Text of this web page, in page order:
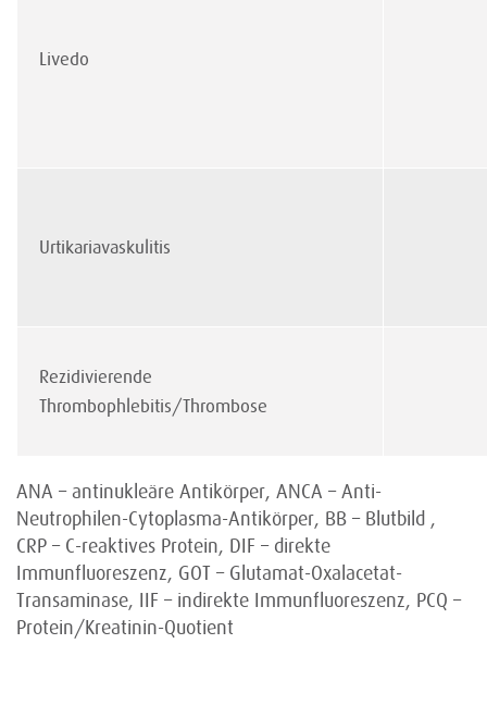
Livedo
Urtikariavaskulitis
Rezidivierende
Thrombophlebitis/Thrombose
ANA – antinukleäre Antikörper, ANCA – Anti-
Neutrophilen-Cytoplasma-Antikörper, BB – Blutbild ,
CRP – C-reaktives Protein, DIF – direkte
Immunfluoreszenz, GOT – Glutamat-Oxalacetat-
Transaminase, IIF – indirekte Immunfluoreszenz, PCQ –
Protein/Kreatinin-Quotient